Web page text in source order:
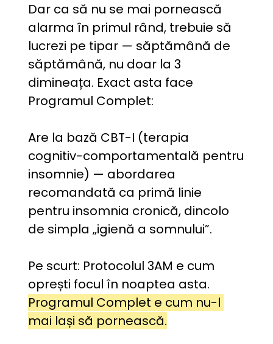
Dar ca să nu se mai pornească
alarma în primul rând, trebuie să
lucrezi pe tipar — săptămână de
săptămână, nu doar la 3
dimineața. Exact asta face
Programul Complet:
Are la bază CBT-I (terapia
cognitiv-comportamentală pentru
insomnie) — abordarea
recomandată ca primă linie
pentru insomnia cronică, dincolo
de simpla „igienă a somnului”.
Pe scurt: Protocolul 3AM e cum
Programul Complet e cum nu-l
mai lași să pornească.